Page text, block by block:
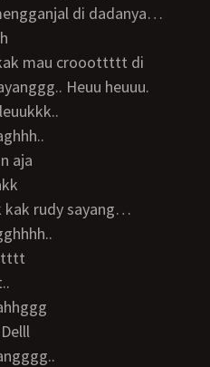
di dadanya…
Heuu heuuu.
aja
kak rudy sayang…